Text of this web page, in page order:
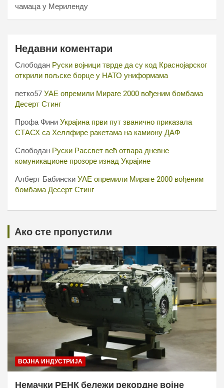
чамаца у Мериленду
Недавни коментари
Слободан Руски војници тврде да су код Краснојарског
открили пољске борце у НАТО униформама
петко57 УАЕ опремили Мираге 2000 вођеним бомбама
Десерт Стинг
Профа Фини Украјина први пут званично приказала
СТАСХ са Хеллфире ракетама на камиону ДАФ
Слободан Руски Рассвет већ отвара дневне
комуникационе прозоре изнад Украјине
Алберт Бабински УАЕ опремили Мираге 2000 вођеним
бомбама Десерт Стинг
Ако сте пропустили
ВОЈНА ИНДУСТРИЈА
Немачки РЕНК бележи рекордне војне